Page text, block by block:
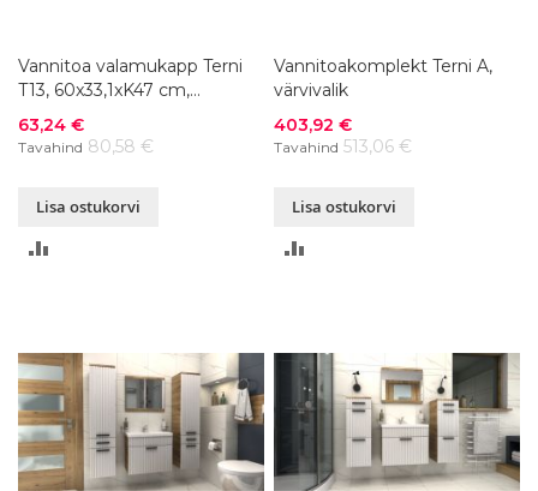
Vannitoa valamukapp Terni
T13, 60x33,1xK47 cm,
värvivalik
Soodushind
63,24 €
Tavahind 80,58 €
Lisa ostukorvi
Vannitoakomplekt Terni A,
värvivalik
Soodushind
403,92 €
Tavahind 513,06 €
Lisa ostukorvi